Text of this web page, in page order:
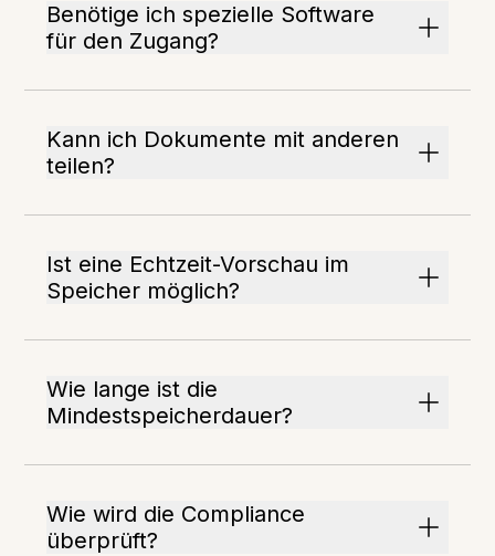
Benötige ich spezielle Software
für den Zugang?
Kann ich Dokumente mit anderen
teilen?
Ist eine Echtzeit-Vorschau im
Speicher möglich?
Wie lange ist die
Mindestspeicherdauer?
Wie wird die Compliance
überprüft?